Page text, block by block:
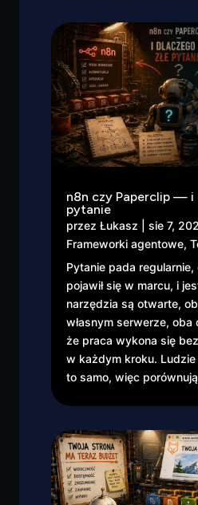
n8n czy Paperclip — i
pytanie
przez Łukasz sie 7,
Frameworki agentowe,
Pytanie pada
pojawił się w marcu, i
narzędzia są otwarte,
własnym serwerze, oba
że praca wykona się
w każdym kroku.
to samo, więc